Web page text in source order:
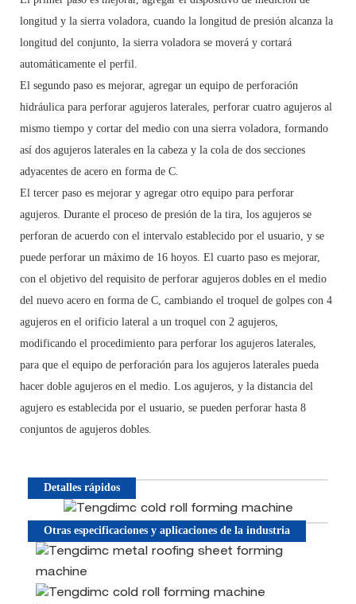
longitud y la sierra voladora, cuando la longitud de presión alcanza la
longitud del conjunto, la sierra voladora se moverá y cortará
automáticamente el perfil.
El segundo paso es mejorar, agregar un equipo de perforación
hidráulica para perforar agujeros laterales, perforar cuatro agujeros al
mismo tiempo y cortar del medio con una sierra voladora, formando
así dos agujeros laterales en la cabeza y la cola de dos secciones
adyacentes de acero en forma de C.
El tercer paso es mejorar y agregar otro equipo para perforar
agujeros. Durante el proceso de presión de la tira, los agujeros se
perforan de acuerdo con el intervalo establecido por el usuario, y se
puede perforar un máximo de 16 hoyos. El cuarto paso es mejorar,
con el objetivo del requisito de perforar agujeros dobles en el medio
del nuevo acero en forma de C, cambiando el troquel de golpes con 4
agujeros en el orificio lateral a un troquel con 2 agujeros,
modificando el procedimiento para perforar los agujeros laterales,
para que el equipo de perforación para los agujeros laterales pueda
hacer doble agujeros en el medio. Los agujeros, y la distancia del
agujero es establecida por el usuario, se pueden perforar hasta 8
conjuntos de agujeros dobles.
Detalles rápidos
Otras especificaciones y aplicaciones de la industria